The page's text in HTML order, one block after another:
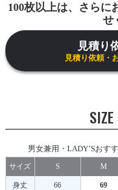
100枚以上は、さらに
せ
見積り
見積り依頼・
SIZE
男女兼用・LADY’Sおす
サイズ S M
身丈 66 69